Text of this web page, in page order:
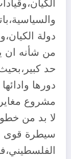
دولة
من شأنه ان
حد
دورها
مشروع
لا بد من
سيطرة قوى